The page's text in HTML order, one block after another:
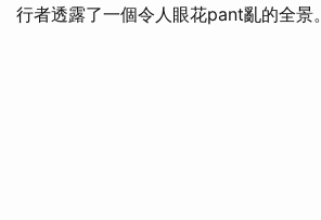
行者透露了一個令人眼花pant亂的全景。